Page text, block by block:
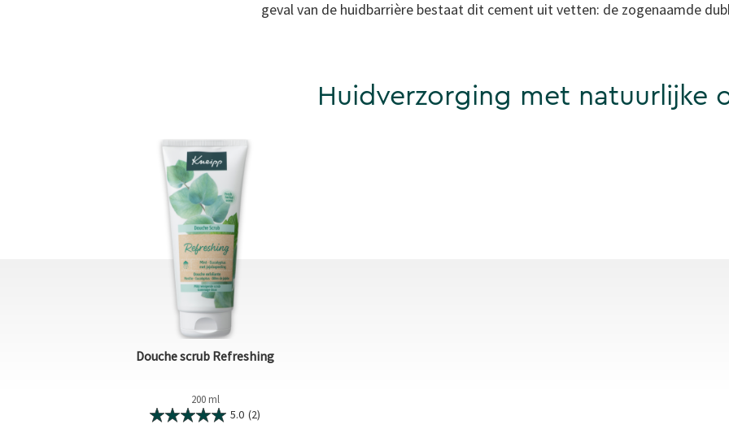
geval van de huidbarrière bestaat dit cement uit vetten: de zogenaamde
Huidverzorging met natuurlijke
Douche scrub Refreshing
200 ml
5.0 (2)